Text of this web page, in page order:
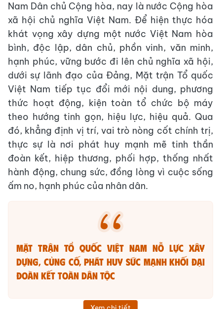
Nam Dân chủ Cộng hòa, nay là nước Cộng hòa
xã hội chủ nghĩa Việt Nam. Để hiện thực hóa
khát vọng xây dựng một nước Việt Nam hòa
bình, độc lập, dân chủ, phồn vinh, văn minh,
hạnh phúc, vững bước đi lên chủ nghĩa xã hội,
dưới sự lãnh đạo của Đảng, Mặt trận Tổ quốc
Việt Nam tiếp tục đổi mới nội dung, phương
thức hoạt động, kiện toàn tổ chức bộ máy
theo hướng tinh gọn, hiệu lực, hiệu quả. Qua
đó, khẳng định vị trí, vai trò nòng cốt chính trị,
thực sự là nơi phát huy mạnh mẽ tinh thần
đoàn kết, hiệp thương, phối hợp, thống nhất
hành động, chung sức, đồng lòng vì cuộc sống
ấm no, hạnh phúc của nhân dân.
MẶT TRẬN TỔ QUỐC VIỆT NAM NỖ LỰC XÂY
DỰNG, CỦNG CỐ, PHÁT HUY SỨC MẠNH KHỐI ĐẠI
ĐOÀN KẾT TOÀN DÂN TỘC